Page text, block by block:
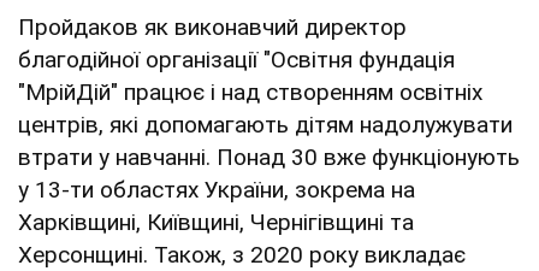
Пройдаков як виконавчий директор
благодійної організації "Освітня фундація
"МрійДій" працює і над створенням освітніх
центрів, які допомагають дітям надолужувати
втрати у навчанні. Понад 30 вже функціонують
у 13-ти областях України, зокрема на
Харківщині, Київщині, Чернігівщині та
Херсонщині. Також, з 2020 року викладає